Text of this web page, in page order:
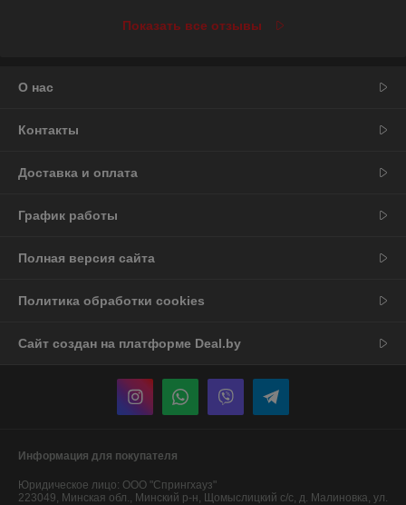
Показать все отзывы
О нас
Контакты
Доставка и оплата
График работы
Полная версия сайта
Политика обработки cookies
Сайт создан на платформе Deal.by
Информация для покупателя
Юридическое лицо: ООО "Спрингхауз"
223049, Минская обл., Минский р-н, Щомыслицкий с/с, д. Малиновка, ул.